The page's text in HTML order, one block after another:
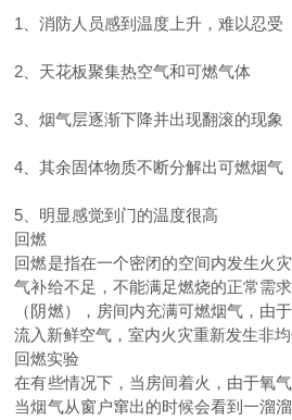
1 、消防人员感到温度上升，难以忍受
2 、天花板聚集热空气和可燃气体
3 、烟气层逐渐下降并出现翻滚的现象
4 、其余固体物质不断分解出可燃烟气
5 、明显感觉到门的温度很高
回燃
回燃是指在一个密闭的空间内发生火
气补给不足，不能满足燃烧的正常需
（阴燃），房间内充满可燃烟气，由
流入新鲜空气，室内火灾重新发生非均
回燃实验
在有些情况下，当房间着火，由于氧
当烟气从窗户窜出的时候会看到一溜